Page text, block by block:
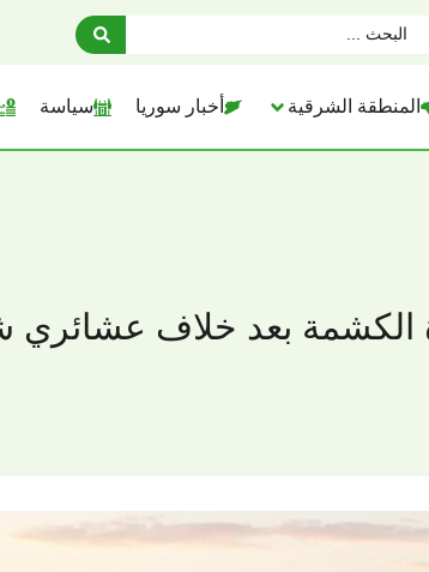
المنطقة الشرقية أخبار سوريا سياسة
الكشمة بعد خلاف عشائري